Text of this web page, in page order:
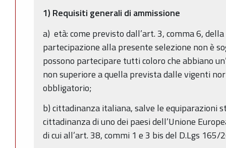
1) Requisiti generali di ammissione
a) età: come previsto dall’art. 3, comma 6,
partecipazione alla presente selezione non è
possono partecipare tutti coloro che abbiano
non superiore a quella prevista dalle vigenti
obbligatorio;
b) cittadinanza italiana, salve le equiparazioni
cittadinanza di uno dei paesi dell’Unione
di cui all’art. 38, commi 1 e 3 bis del D.Lgs 165/